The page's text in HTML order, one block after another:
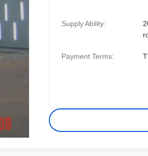
Supply Ability:
Payment Terms: